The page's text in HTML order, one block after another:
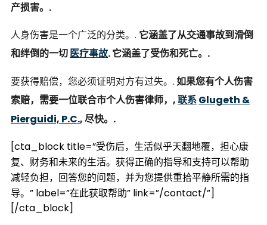
产损害。.
人身伤害是一个广泛的分类。. 它涵盖了从交通事故到滑倒
和绊倒的一切医疗事故. 它涵盖了受伤和死亡。.
要获得赔偿，您必须证明对方有过失。.如果您有个人伤害
索赔，需要一位联合市个人伤害律师，,联系Glugeth &
Pierguidi, P.C., 尽快。.
[cta_block title=”受伤后，生活似乎天翻地覆，担心康
复、财务和未来的生活。获得正确的指导和支持可以帮助
减轻负担，回答您的问题，并为您提供重拾平静所需的指
导。” label=”在此获取帮助” link=”/contact/”]
[/cta_block]